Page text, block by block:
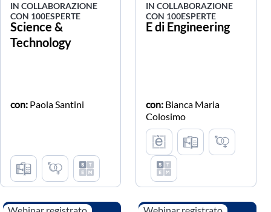
IN COLLABORAZIONE
CON 100ESPERTE
Science &
Technology
con: Paola Santini
IN COLLABORAZIONE
CON 100ESPERTE
E di Engineering
con: Bianca Maria
Colosimo